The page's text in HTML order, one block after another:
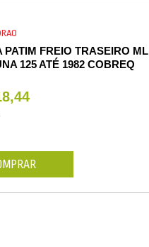
PATIM FREIO TRASEIRO ML
125 ATÉ 1982 COBREQ